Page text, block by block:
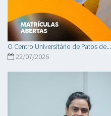
O Centro Universitário de Patos de...
22/07/2026